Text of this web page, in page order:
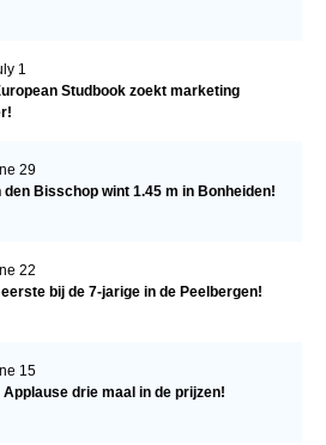
1
Studbook zoekt marketing
29
den Bisschop wint 1.45 m in Bonheiden!
22
bij de 7-jarige in de Peelbergen!
15
drie maal in de prijzen!